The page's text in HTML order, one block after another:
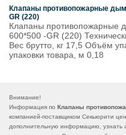
Клапаны противопожарные
GR (220)
Клапаны противопожарные
600*500 -GR (220)
Вес брутто, кг 17,5 Объём
упаковки товара, м 0,18
Внимание!
Информация по Клапаны
компанией-поставщиком Секьюрити
дополнительную информацию, узнать